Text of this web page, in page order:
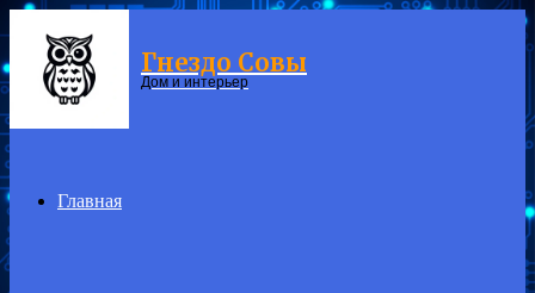
Menu Гнездо Совы
Дом и интерьер
Главная